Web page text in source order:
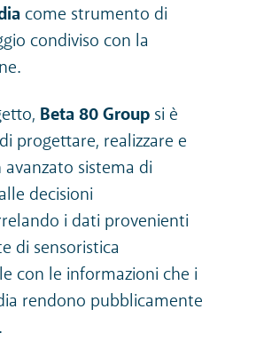
come strumento di
condiviso con la
Beta 80 Groupsi è
progettare, realizzare e
sistema di
decisioni
i dati provenienti
di sensoristica
con le informazioni che i
rendono pubblicamente